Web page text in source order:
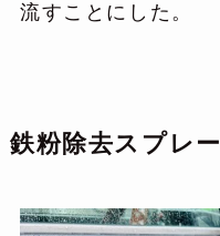
流すことにした。
鉄粉除去スプレー